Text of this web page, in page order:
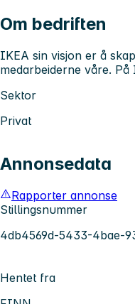
Om bedriften
IKEA sin visjon er å
medarbeiderne våre.
Sektor
Privat
Annonsedata
Rapporter annonse
Stillingsnummer
4db4569d-5433-4bae-
Hentet fra